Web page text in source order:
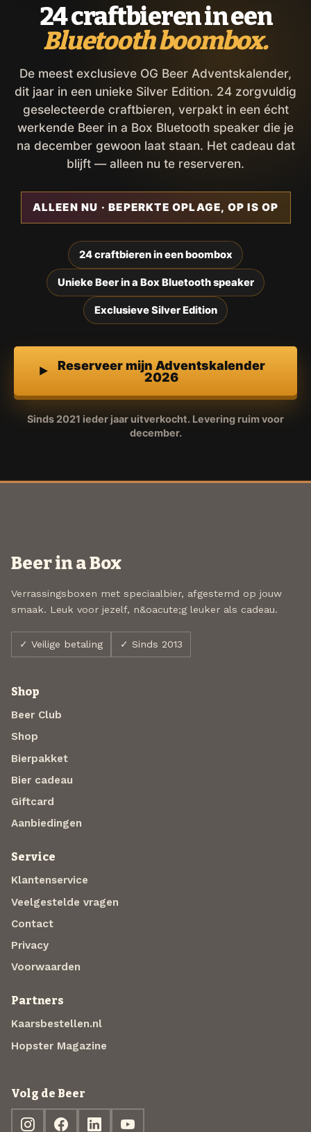
24 craftbieren in een
Bluetooth boombox.
De meest exclusieve OG Beer Adventskalender,
dit jaar in een unieke Silver Edition. 24 zorgvuldig
geselecteerde craftbieren, verpakt in een écht
werkende Beer in a Box Bluetooth speaker die je
na december gewoon laat staan. Het cadeau dat
blijft — alleen nu te reserveren.
ALLEEN NU · BEPERKTE OPLAGE, OP IS OP
24 craftbieren in een boombox
Unieke Beer in a Box Bluetooth speaker
Exclusieve Silver Edition
Reserveer mijn Adventskalender
2026
Sinds 2021 ieder jaar uitverkocht. Levering ruim voor
december.
Beer in a Box
Verrassingsboxen met speciaalbier, afgestemd op jouw
smaak. Leuk voor jezelf, n&oacute;g leuker als cadeau.
✓ Veilige betaling ✓ Sinds 2013
Shop
Beer Club
Shop
Bierpakket
Bier cadeau
Giftcard
Aanbiedingen
Service
Klantenservice
Veelgestelde vragen
Contact
Privacy
Voorwaarden
Partners
Kaarsbestellen.nl
Hopster Magazine
Volg de Beer